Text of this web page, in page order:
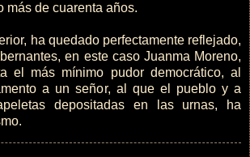
más de cuarenta años.
ha quedado perfectamente reflejado,
en este caso Juanma Moreno,
el más mínimo pudor democrático, al
a un señor, al que el pueblo y a
depositadas en las urnas, ha